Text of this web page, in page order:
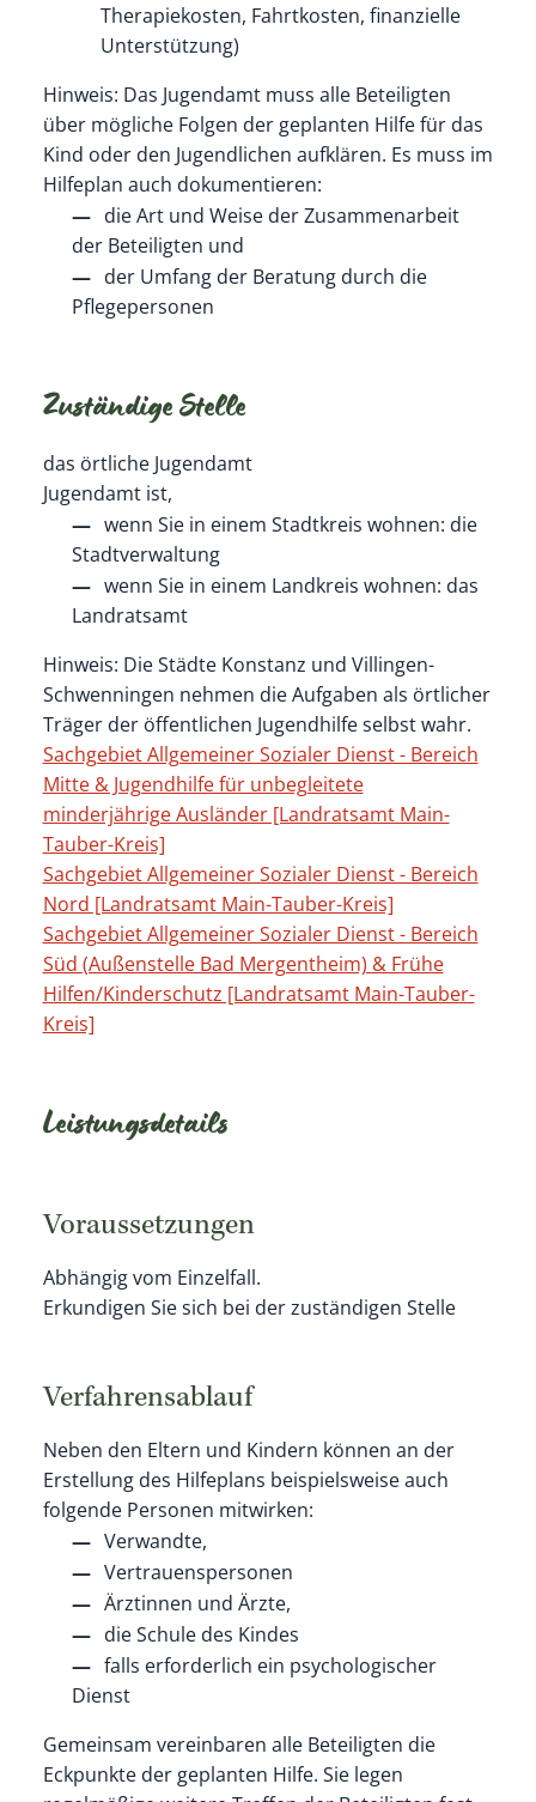
Therapiekosten, Fahrtkosten, finanzielle
Unterstützung)
Hinweis: Das Jugendamt muss alle Beteiligten
über mögliche Folgen der geplanten Hilfe für das
Kind oder den Jugendlichen aufklären. Es muss im
Hilfeplan auch dokumentieren:
die Art und Weise der Zusammenarbeit
der Beteiligten und
der Umfang der Beratung durch die
Pflegepersonen
Zuständige Stelle
das örtliche Jugendamt
Jugendamt ist,
wenn Sie in einem Stadtkreis wohnen: die
Stadtverwaltung
wenn Sie in einem Landkreis wohnen: das
Landratsamt
Hinweis: Die Städte Konstanz und Villingen-
Schwenningen nehmen die Aufgaben als örtlicher
Träger der öffentlichen Jugendhilfe selbst wahr.
Sachgebiet Allgemeiner Sozialer Dienst - Bereich
Mitte & Jugendhilfe für unbegleitete
minderjährige Ausländer [Landratsamt Main-
Tauber-Kreis]
Sachgebiet Allgemeiner Sozialer Dienst - Bereich
Nord [Landratsamt Main-Tauber-Kreis]
Sachgebiet Allgemeiner Sozialer Dienst - Bereich
Süd (Außenstelle Bad Mergentheim) & Frühe
Hilfen/Kinderschutz [Landratsamt Main-Tauber-
Kreis]
Leistungsdetails
Voraussetzungen
Abhängig vom Einzelfall.
Erkundigen Sie sich bei der zuständigen Stelle
Verfahrensablauf
Neben den Eltern und Kindern können an der
Erstellung des Hilfeplans beispielsweise auch
folgende Personen mitwirken:
Verwandte,
Vertrauenspersonen
Ärztinnen und Ärzte,
die Schule des Kindes
falls erforderlich ein psychologischer
Dienst
Gemeinsam vereinbaren alle Beteiligten die
Eckpunkte der geplanten Hilfe. Sie legen